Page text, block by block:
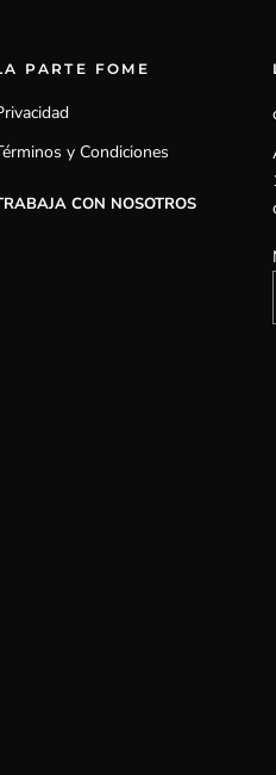
PARTE FOME
y Condiciones
CON NOSOTROS